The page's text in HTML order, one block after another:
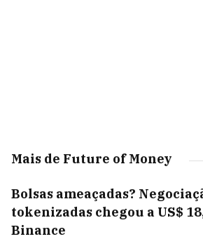
Mais de Future of Money
Bolsas ameaçadas?
tokenizadas chegou a US$
Binance